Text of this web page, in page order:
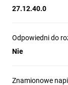
27.12.40.0
Odpowiedni do
Nie
Znamionowe